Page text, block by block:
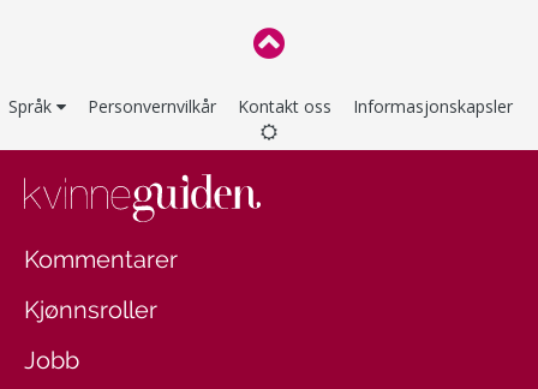
Språk Personvernvilkår Kontakt oss Informasjonskapsler
Kommentarer
Kjønnsroller
Jobb